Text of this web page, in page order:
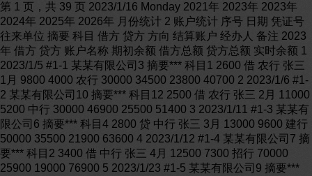
第 1 页，共 39 页 2023/1/16 Monday 2021年 2023年 2023年
2024年 2025年 2026年 月份统计 2 账户统计 序号 日期 凭证号
往来单位 摘要 科目 借方 贷方 方向 结算账户 经办人 备注 2023
年 借方 贷方 账户名称 期初余额 借方总额 贷方总额 实时余额 1
2023/1/5 #1-1 某某有限公司3 摘要*** 科目1 2600 借 农行 张三
1月 9800 4000 农行 30000 34500 23800 40700 2 2023/1/6 #1-
2 某某有限公司10 摘要*** 科目12 2500 借 农行 张三 2月 11000
5200 中行 30000 46900 25500 51400 3 2023/1/11 #1-3 某某有
限公司6 摘要*** 科目4 2800 贷 中行 张三 3月 13000 9600 建行
50000 35500 21900 63600 4 2023/1/12 #1-4 某某有限公司7 摘
要*** 科目2 3400 借 中行 张三 4月 12500 7300 招行 70000
25900 19000 76900 5 2023/1/23 #1-5 某某有限公司9 摘要***